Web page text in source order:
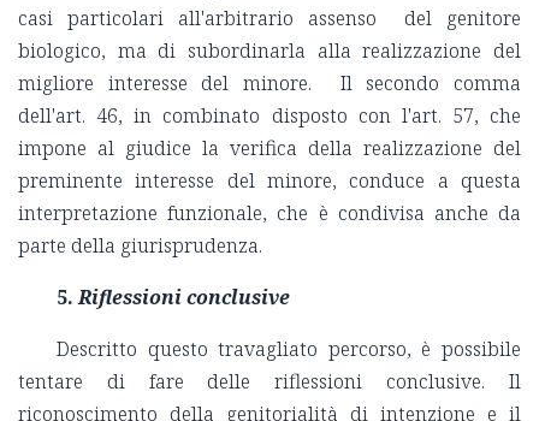
casi particolari all'arbitrario assenso del genitore
biologico, ma di subordinarla alla realizzazione del
migliore interesse del minore. Il secondo comma
dell'art. 46, in combinato disposto con l'art. 57, che
impone al giudice la verifica della realizzazione del
preminente interesse del minore, conduce a questa
interpretazione funzionale, che è condivisa anche da
parte della giurisprudenza.
5.Riflessioni conclusive
Descritto questo travagliato percorso, è possibile
tentare di fare delle riflessioni conclusive. Il
riconoscimento della genitorialità di intenzione e il